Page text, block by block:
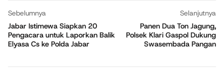
Sebelumnya
Jabar Istimewa Siapkan 20
Pengacara untuk Laporkan Balik
Elyasa Cs ke Polda Jabar
Selanjutnya
Panen Dua Ton Jagung,
Polsek Klari Gaspol Dukung
Swasembada Pangan